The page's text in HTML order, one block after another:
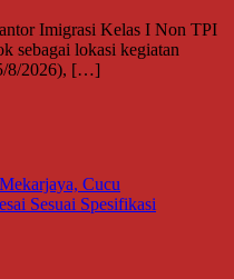
Imigrasi Kelas I Non TPI
sebagai lokasi kegiatan
8/2026), […]